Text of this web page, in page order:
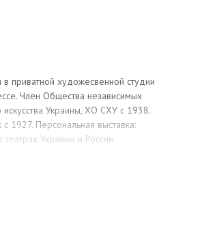
в приватной художесвенной студии
Член Общества независимых
Украины, ХО СХУ с 1938.
1927. Персональная выставка:
Украины и России.